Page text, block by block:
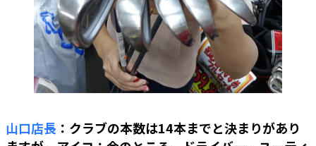
山口店長 ：クラブの本数は14本までと決まりがあり